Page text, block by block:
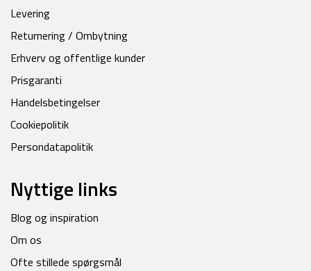
Levering
Returnering / Ombytning
Erhverv og offentlige kunder
Prisgaranti
Handelsbetingelser
Cookiepolitik
Persondatapolitik
Nyttige links
Blog og inspiration
Om os
Ofte stillede spørgsmål